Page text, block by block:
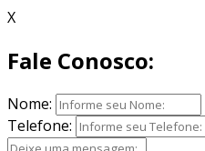
X
Fale Conosco:
Nome:
Telefone: